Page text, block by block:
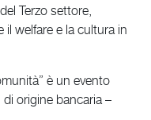
Terzo settore,
welfare e la cultura in
è un evento
origine bancaria –